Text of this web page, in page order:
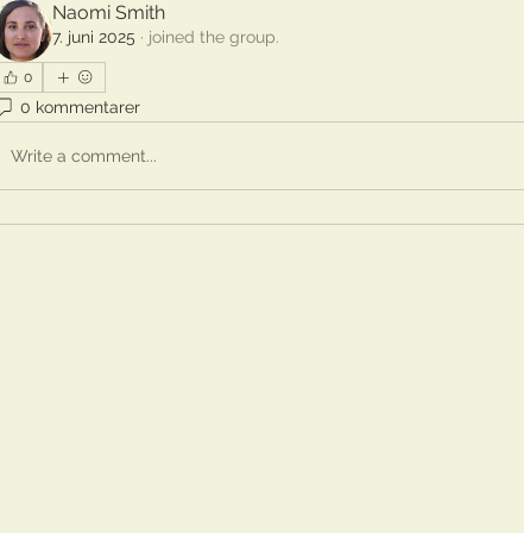
Naomi Smith
7. juni 2025 · joined the group.
0
0 kommentarer
Write a comment...